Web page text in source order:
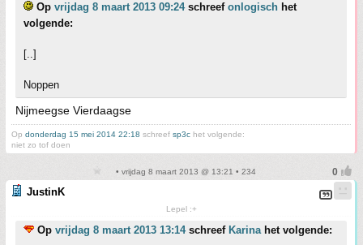
Op vrijdag 8 maart 2013 09:24schreef onlogisch het
volgende:
[..]
Noppen
Nijmeegse Vierdaagse
Op donderdag 15 mei 2014 22:18 schreef sp3c het volgende:
niet zo tof doen
• vrijdag 8 maart 2013 @ 13:21 • 234
JustinK
Lepel :+
Op vrijdag 8 maart 2013 13:14schreef Karinahet volgende: